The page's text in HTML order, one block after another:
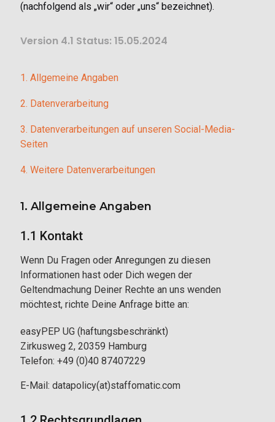
(nachfolgend als „wir“ oder „uns“ bezeichnet).
Version 4.1 Status: 15.05.2024
1. Allgemeine Angaben
2. Datenverarbeitung
3. Datenverarbeitungen auf unseren Social-Media-
Seiten
4. Weitere Datenverarbeitungen
1. Allgemeine Angaben
1.1 Kontakt
Wenn Du Fragen oder Anregungen zu diesen
Informationen hast oder Dich wegen der
Geltendmachung Deiner Rechte an uns wenden
möchtest, richte Deine Anfrage bitte an:
easyPEP UG (haftungsbeschränkt)
Zirkusweg 2, 20359 Hamburg
Telefon: +49 (0)40 87407229
E-Mail: datapolicy(at)staffomatic.com